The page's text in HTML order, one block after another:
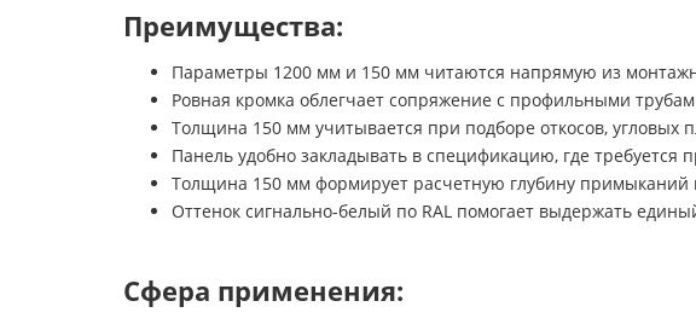
Преимущества:
Параметры 1200 мм и 150 мм читаются напрямую из
Ровная кромка облегчает сопряжение с профильными
Толщина 150 мм учитывается при подборе откосов, угловых
Панель удобно закладывать в спецификацию, где требуется
Толщина 150 мм формирует расчетную глубину примыканий
Оттенок сигнально-белый по RAL помогает выдержать
Сфера применения: